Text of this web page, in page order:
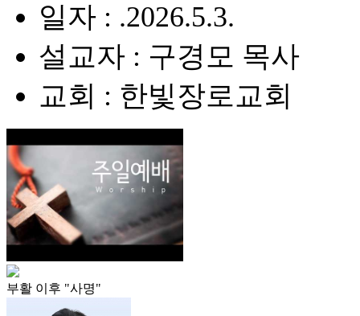
일자 : .2026.5.3.
설교자 : 구경모 목사
교회 : 한빛장로교회
부활 이후 "사명"